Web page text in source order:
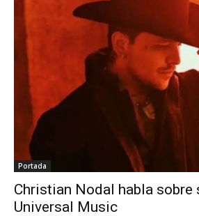
Portada
Christian Nodal habla sobre
Universal Music